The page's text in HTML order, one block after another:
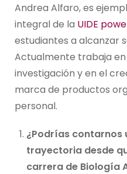
Andrea Alfaro, es
integral de la UIDE
estudiantes a alcanzar
Actualmente trabaja
investigación y en el
marca de productos
personal.
¿Podrías contarnos
trayectoria desde
carrera de Biología